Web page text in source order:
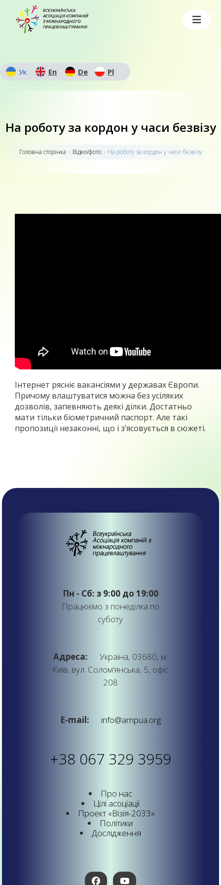
Ук En De Pl
На роботу за кордон у часи безвізу
Головна сторiнка › Відео/фото › На роботу за кордон у часи безвізу
Інтернет рясніє вакансіями у державах Європи.
Причому влаштуватися можна без усіляких
дозволів, запевняють деякі ділки. Достатньо
мати тільки біометричний паспорт. Але такі
пропозиції незаконні, що і з’ясовується в сюжеті.
Пн - Сб: з 9:00 до 19:00
Працюємо з понеділка по
суботу
Адреса:
Україна, 03680, м.
Київ, вул. Солом’янська, 5, офіс
208
E-mail: info@ampua.org
+38 067 329 3959
Про нас
Цілі асоціації
Проект «Візія-2033»
Політики
Дослідження